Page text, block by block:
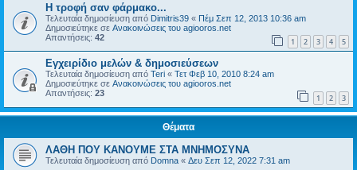
H τροφή σαν φάρμακο...
Τελευταία δημοσίευση από Dimitris39 « Πέμ Σεπ 12, 2013 10:36 am
Δημοσιεύτηκε σε Ανακοινώσεις του agiooros.net
Απαντήσεις: 42 1 2 3 4 5
Εγχειρίδιο μελών & δημοσιεύσεων
Τελευταία δημοσίευση από Teri « Τετ Φεβ 10, 2010 8:24 am
Δημοσιεύτηκε σε Ανακοινώσεις του agiooros.net
Απαντήσεις: 23 1 2 3
Θέματα
ΛΑΘΗ ΠΟΥ ΚΑΝΟΥΜΕ ΣΤΑ ΜΝΗΜΟΣΥΝΑ
Τελευταία δημοσίευση από Domna « Δευ Σεπ 12, 2022 7:31 am